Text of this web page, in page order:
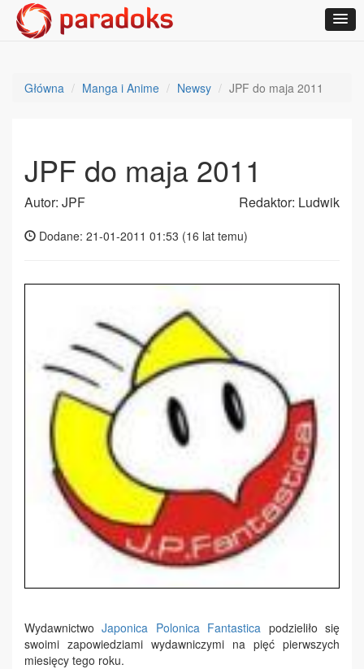
Główna Manga i Anime Newsy JPF do maja 2011
JPF do maja 2011
Autor: JPF Redaktor: Ludwik
Dodane: 21-01-2011 01:53 (16 lat temu)
WydawnictwoJaponica Polonica Fantastica podzieliło się
swoimi zapowiedziami wydawniczymi na pięć pierwszych
miesięcy tego roku.